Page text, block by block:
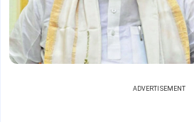
ADVERTISEMENT